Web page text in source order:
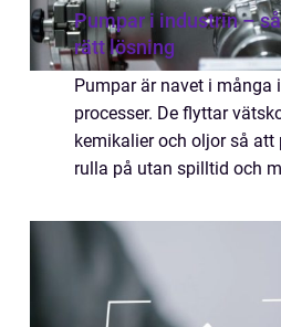
Pumpar i industrin –
rätt lösning
Pumpar är navet i många
processer. De flyttar
kemikalier och oljor så att
rulla på utan spilltid och
del av l...